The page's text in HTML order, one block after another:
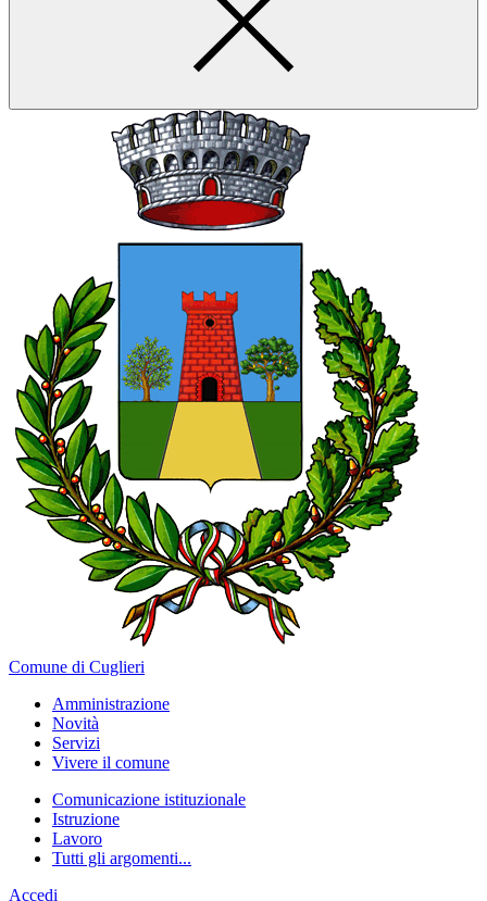
Comune di Cuglieri
Amministrazione
Novità
Servizi
Vivere il comune
Comunicazione istituzionale
Istruzione
Lavoro
Tutti gli argomenti...
Accedi